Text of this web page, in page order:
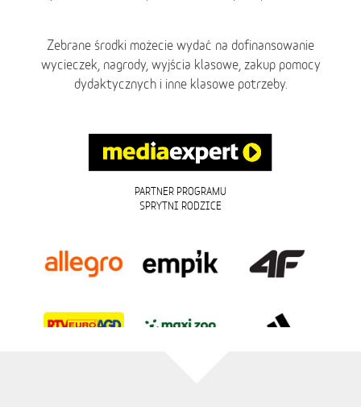
Zebrane środki możecie wydać na dofinansowanie
wycieczek, nagrody, wyjścia klasowe, zakup pomocy
dydaktycznych i inne klasowe potrzeby.
PARTNER PROGRAMU
SPRYTNI RODZICE